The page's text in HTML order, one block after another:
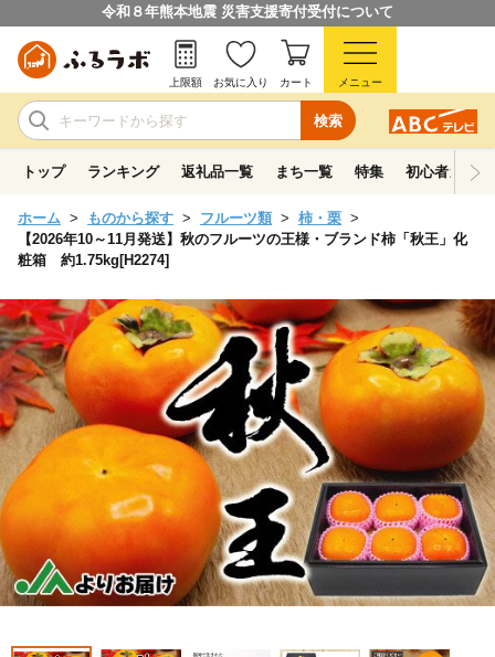
令和８年熊本地震 災害支援寄付受付について
検索
上限額 お気に入り カート メニュー
トップ ランキング 返礼品一覧 まち一覧 特集 初心者ガイド
ホーム ものから探す フルーツ類
柿・栗
【2026年10～11月発送】秋のフルーツの王様・ブランド柿「秋王」化
粧箱 約1.75kg[H2274]